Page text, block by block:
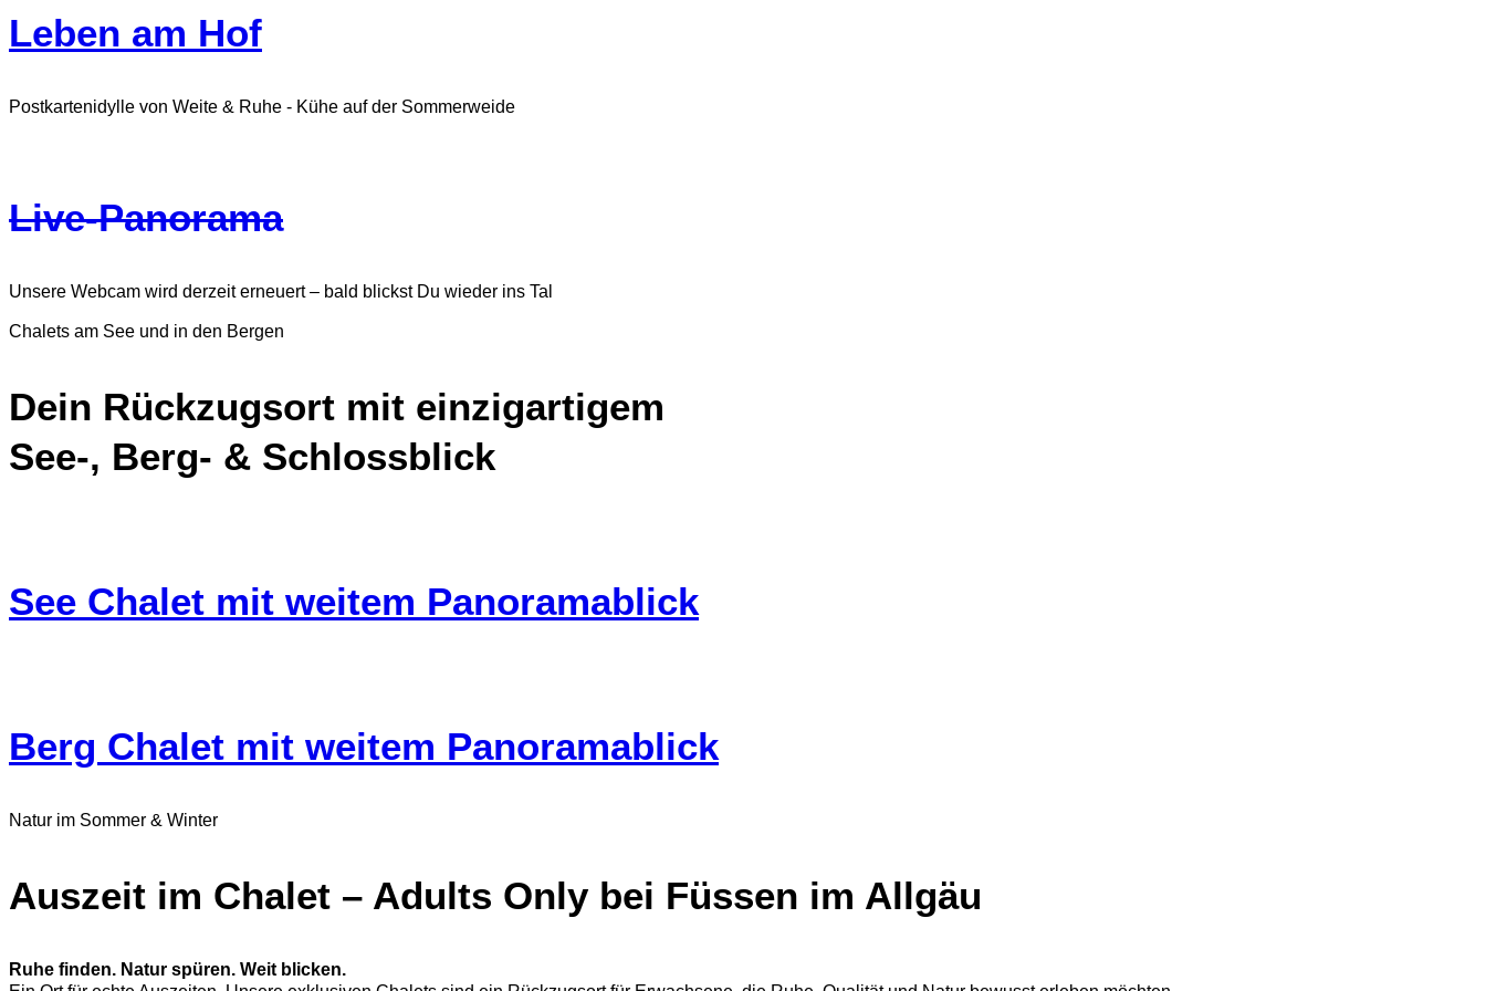
Leben am Hof
Postkartenidylle von Weite & Ruhe - Kühe auf der Sommerweide
Live-Panorama
Unsere Webcam wird derzeit erneuert – bald blickst Du wieder ins Tal
Chalets am See und in den Bergen
Dein Rückzugsort mit einzigartigem
See-, Berg- & Schlossblick
See Chalet mit weitem Panoramablick
Berg Chalet mit weitem Panoramablick
Natur im Sommer & Winter
Auszeit im Chalet – Adults Only bei Füssen im Allgäu
Ruhe finden. Natur spüren. Weit blicken.